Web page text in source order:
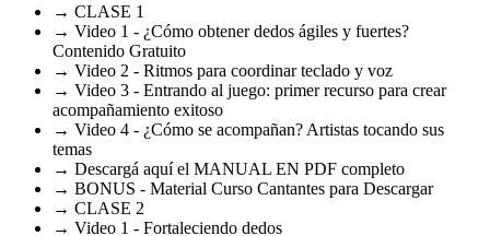
→ CLASE 1
→ Video 1 - ¿Cómo obtener dedos ágiles y fuertes?
Contenido Gratuito
→ Video 2 - Ritmos para coordinar teclado y voz
→ Video 3 - Entrando al juego: primer recurso para crear
acompañamiento exitoso
→ Video 4 - ¿Cómo se acompañan? Artistas tocando sus
temas
→ Descargá aquí el MANUAL EN PDF completo
→ BONUS - Material Curso Cantantes para Descargar
→ CLASE 2
→ Video 1 - Fortaleciendo dedos